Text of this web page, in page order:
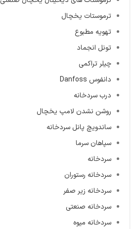
ترموستات یخچال
تهویه مطبوع
تونل انجماد
چیلر تراکمی
دانفوس Danfoss
درب سردخانه
روشن نشدن لامپ یخچال
ساندویچ پانل سردخانه
سپاهان سرما
سردخانه
سردخانه رستوران
سردخانه زیر صفر
سردخانه صنعتی
سردخانه میوه